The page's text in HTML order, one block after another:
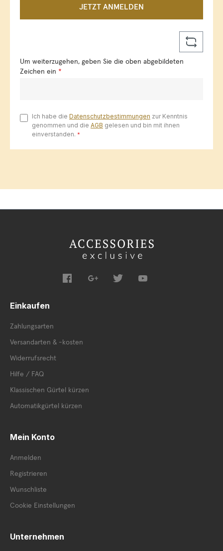
JETZT ANMELDEN
Um weiterzugehen, geben Sie die oben abgebildeten
Zeichen ein *
Ich habe die Datenschutzbestimmungen zur Kenntnis
genommen und die AGB gelesen und bin mit ihnen
einverstanden. *
Einkaufen
Zahlungsarten
Versandarten & -kosten
Widerrufsrecht
Hilfe / FAQ
Klassischen Gürtel kürzen
Automatikgürtel kürzen
Mein Konto
Anmelden
Registrieren
Wunschliste
Cookie Einstellungen
Unternehmen